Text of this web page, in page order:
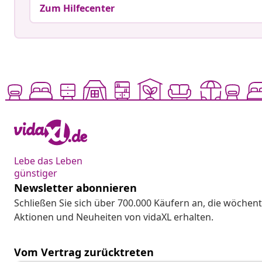
Zum Hilfecenter
Lebe das Leben
günstiger
Newsletter abonnieren
Schließen Sie sich über 700.000 Käufern an, die
Aktionen und Neuheiten von vidaXL erhalten.
Vom Vertrag zurücktreten